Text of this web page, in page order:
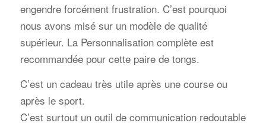
engendre forcément frustration. C’est pourquoi
nous avons misé sur un modèle de qualité
supérieur. La Personnalisation complète est
recommandée pour cette paire de tongs.
C’est un cadeau très utile après une course ou
après le sport.
C’est surtout un outil de communication redoutable